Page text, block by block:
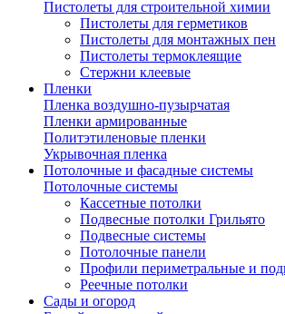
Пистолеты для строительной химии
Пистолеты для герметиков
Пистолеты для монтажных пен
Пистолеты термоклеящие
Стержни клеевые
Пленки
Пленка воздушно-пузырчатая
Пленки армированные
Политэтиленовые пленки
Укрывочная пленка
Потолочные и фасадные системы
Потолочные системы
Кассетные потолки
Подвесные потолки Грильято
Подвесные системы
Потолочные панели
Профили периметральные и
Реечные потолки
Сады и огород